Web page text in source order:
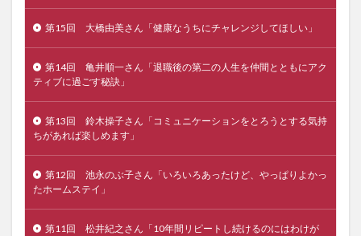
第15回 大橋由美さん「健康なうちにチャレンジしてほしい」
第14回 亀井順一さん「退職後の第二の人生を仲間とともにアク
ティブに過ごす秘訣」
第13回 鈴木操子さん「コミュニケーションをとろうとする気持
ちがあれば楽しめます」
第12回 池永のぶ子さん「いろいろあったけど、やっぱりよかっ
たホームステイ」
第11回 松井紀之さん「10年間リピートし続けるのにはわけが